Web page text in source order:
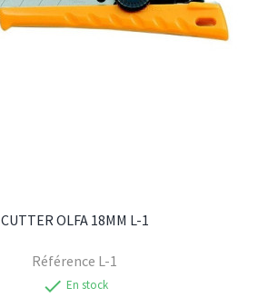
CUTTER OLFA 18MM L-1
Référence L-1
check En stock